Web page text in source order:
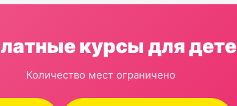
курсы для
Количество мест ограничено